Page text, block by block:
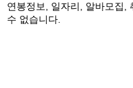
연봉정보, 일자리, 알바모집,
수 없습니다.